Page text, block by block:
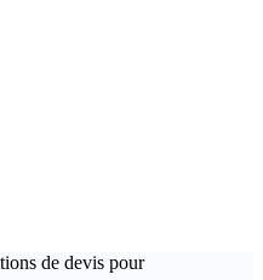
de devis pour